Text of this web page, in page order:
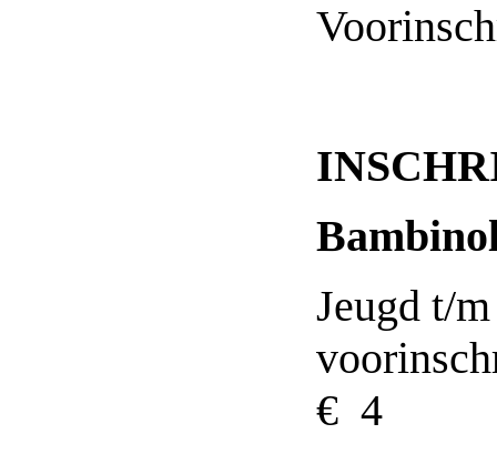
Jeugd t/
€ 4